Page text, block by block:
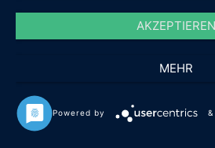
Uhrzeit der
IP-Adresse
Eine Zusammenführung
Die Erfassung dieser Daten
AKZEPTIEREN
MEHR
Powered by &